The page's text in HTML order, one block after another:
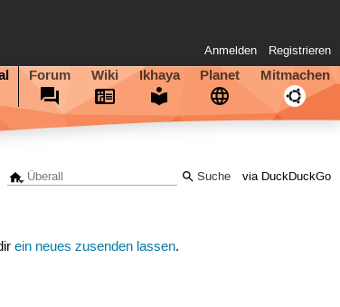
Anmelden Registrieren
Forum Wiki Ikhaya Planet Mitmachen
via DuckDuckGo
ein neues zusenden lassen.